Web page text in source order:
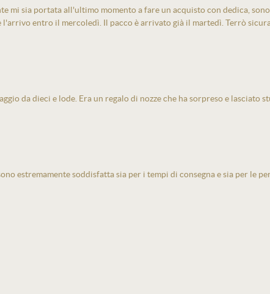
mi sia portata all'ultimo momento a fare un acquisto con dedica,
l'arrivo entro il mercoledì. Il pacco è arrivato già il martedì. Terrò
da dieci e lode. Era un regalo di nozze che ha sorpreso e
estremamente soddisfatta sia per i tempi di consegna e sia per le